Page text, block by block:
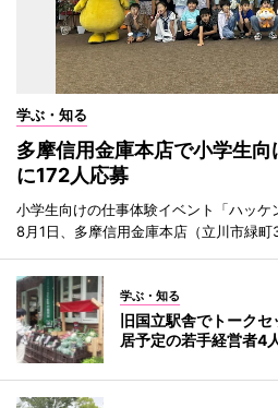
学ぶ・知る
多摩信用金庫本店で小学生
に172人応募
小学生向けの仕事体験イベント「ハッケ
8月1日、多摩信用金庫本店（立川市緑町
学ぶ・知る
旧国立駅舎でトーク
居予定の若手経営者4